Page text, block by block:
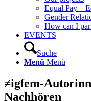
Equal Pay –
Gender
How can I
EVENTS
Suche
Menü Menü
≠igfem-
Nachhören